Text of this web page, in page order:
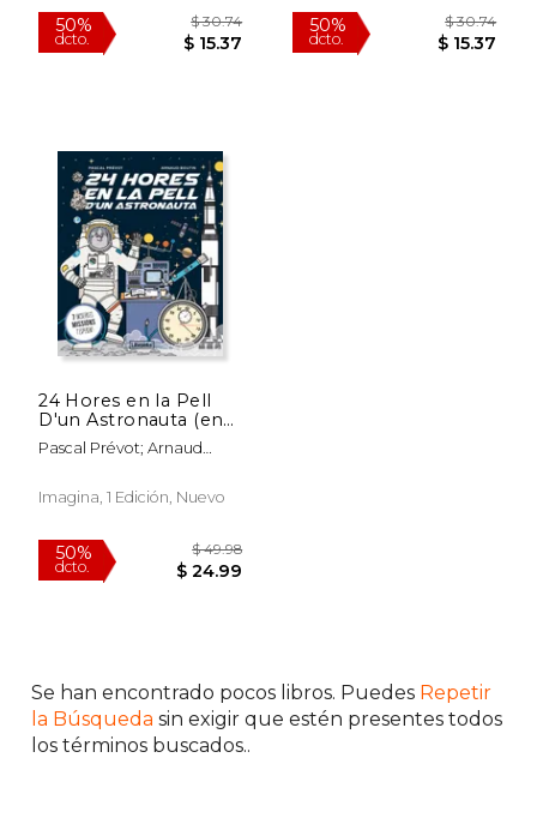
50%
dcto. $ 24.99
24 Hores en la Pell
D'un Astronauta (en
Catalán)
Pascal Prévot; Arnaud
Imagina, 1 Edición, Nuevo
Se han encontrado pocos libros. Puedes Repetir
la Búsqueda sin exigir que estén presentes todos
los términos buscados..